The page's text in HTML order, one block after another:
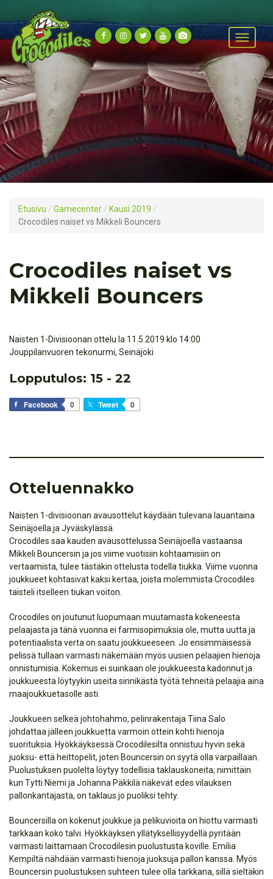
Etusivu / Gamecenter / Kausi 2019 /
Crocodiles naiset vs Mikkeli Bouncers
Crocodiles naiset vs
Mikkeli Bouncers
Naisten 1-Divisioonan ottelu la 11.5.2019 klo 14:00
Jouppilanvuoren tekonurmi, Seinäjoki
Lopputulos: 15 - 22
Facebook 0 Tweet 0
Otteluennakko
Naisten 1-divisioonan avausottelut käydään tulevana lauantaina
Seinäjoella ja Jyväskylässä.
Crocodiles saa kauden avausottelussa Seinäjoella vastaansa
Mikkeli Bouncersin ja jos viime vuotisiin kohtaamisiin on
vertaamista, tulee tästäkin ottelusta todella tiukka. Viime vuonna
joukkueet kohtasivat kaksi kertaa, joista molemmista Crocodiles
taisteli itselleen tiukan voiton.
Crocodiles on joutunut luopumaan muutamasta kokeneesta
pelaajasta ja tänä vuonna ei farmisopimuksia ole, mutta uutta ja
potentiaalista verta on saatu joukkueeseen. Jo ensimmäisessä
pelissä tullaan varmasti näkemään myös uusien pelaajien hienoja
onnistumisia. Kokemus ei suinkaan ole joukkueesta kadonnut ja
joukkueesta löytyykin useita sinnikästä työtä tehneitä pelaajia aina
maajoukkuetasolle asti.
Joukkueen selkeä johtohahmo, pelinrakentaja Tiina Salo
johdattaa jälleen joukkuetta varmoin ottein kohti hienoja
suorituksia. Hyökkäyksessä Crocodilesilta onnistuu hyvin sekä
juoksu- että heittopelit, joten Bouncersin on syytä olla varpaillaan.
Puolustuksen puolelta löytyy todellisia taklauskoneita; nimittäin
kun Tytti Niemi ja Johanna Päkkilä näkevät edes vilauksen
pallonkantajasta, on taklaus jo puoliksi tehty.
Bouncersilla on kokenut joukkue ja pelikuvioita on hiottu varmasti
tarkkaan koko talvi. Hyökkäyksen yllätyksellisyydellä pyritään
varmasti laittamaan Crocodilesin puolustusta koville. Emilia
Kempiltä nähdään varmasti hienoja juoksuja pallon kanssa. Myös
Bouncersin puolustuksen suhteen tulee olla tarkkana, sillä sieltäkin